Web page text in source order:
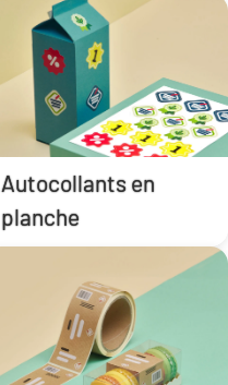
Autocollants en
planche